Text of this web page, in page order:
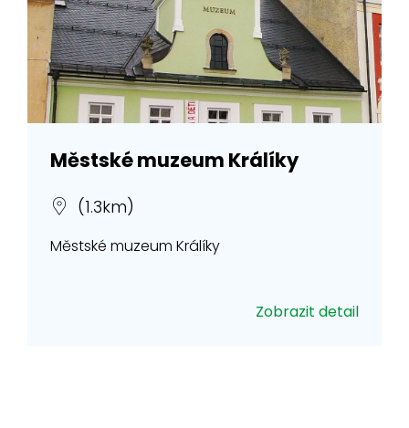
Městské muzeum Králíky
(1.3km)
Městské muzeum Králíky
Zobrazit detail